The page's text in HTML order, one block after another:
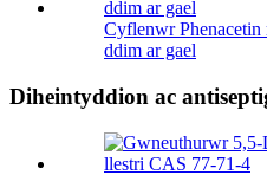
Cyflenwr Phenacetin
ddim ar gael
Diheintyddion ac